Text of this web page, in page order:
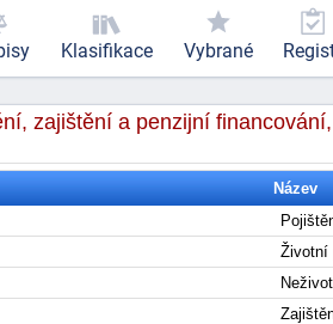
zajištění a penzijní
Název
Životní
Klasifikace Vybrané